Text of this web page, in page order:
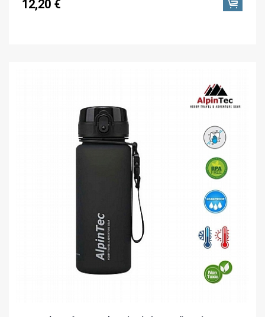
12,20 €